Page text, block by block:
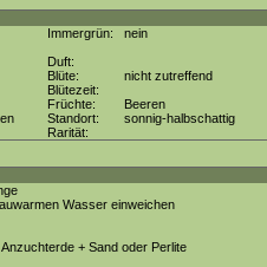
Immergrün:
nein
Duft:
Blüte:
nicht zutreffend
Blütezeit:
Früchte:
Beeren
Standort:
sonnig-halbschattig
Rarität:
Wasser einweichen
+ Sand oder Perlite